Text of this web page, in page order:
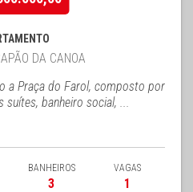
DA CANOA
a Praça do Farol, composto por
banheiro social, ...
BANHEIROS
3
VAGAS
1